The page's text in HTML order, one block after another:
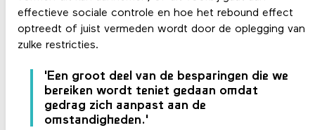
effectieve sociale controle en hoe het rebound effect
optreedt of juist vermeden wordt door de oplegging van
zulke restricties.
'Een groot deel van de besparingen die we
bereiken wordt teniet gedaan omdat
gedrag zich aanpast aan de
omstandigheden.'